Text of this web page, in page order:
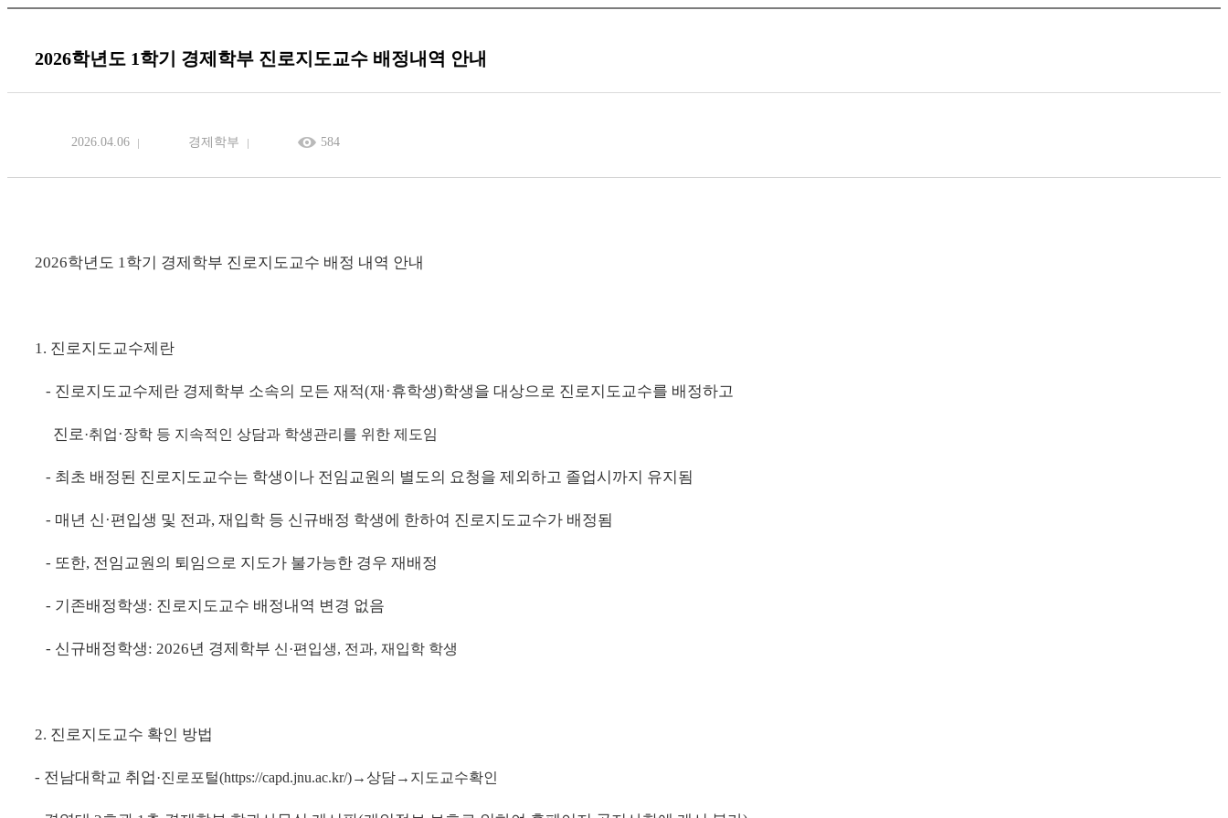
2026학년도 1학기 경제학부 진로지도교수 배정내역 안내
2026.04.06 경제학부 584
2026학년도 1학기 경제학부 진로지도교수 배정 내역 안내
1. 진로지도교수제란
- 진로지도교수제란 경제학부 소속의 모든 재적(재·휴학생)학생을 대상으로 진로지도교수를 배정하고
진로·취 업 ·장학 등 지속적인 상담과 학생관리를 위한 제도임
- 최초 배정된 진로지도교수는 학생이나 전임교원의 별도의 요청을 제외하고 졸업시까지 유지됨
- 매년 신 ·편입생 및 전과, 재입학 등 신규배정 학생에 한하여 진로지도교수가 배정됨
- 또한, 전임교원의 퇴임으로 지도가 불가능한 경우 재배정
- 기존배정학생: 진로지도교수 배정내역 변경 없음
- 신규배정학생: 2026년 경제학부 신·편입생, 전과, 재입학 학생
2. 진로지도교수 확인 방법
- 전남대학교 취업·진로포털(https://capd.jnu.ac.kr/)→ 상담→ 지도교수확인